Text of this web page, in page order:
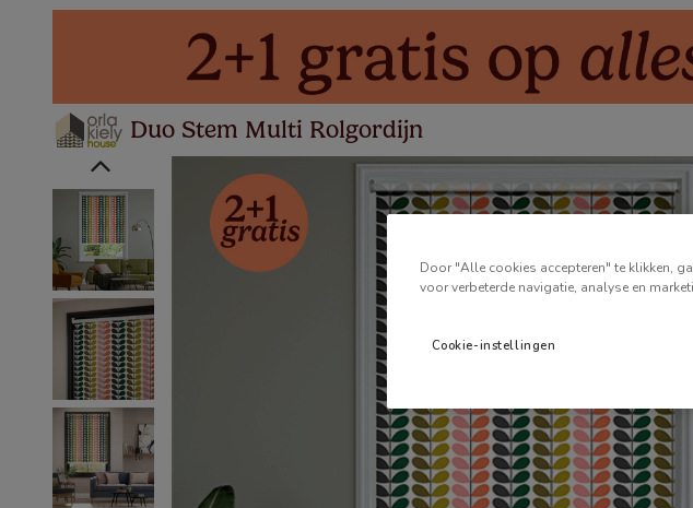
Duo Stem Multi Rolgordijn
Door "Alle cookies accepteren" te klikken,
voor verbeterde navigatie, analyse en
Cookie-instellingen